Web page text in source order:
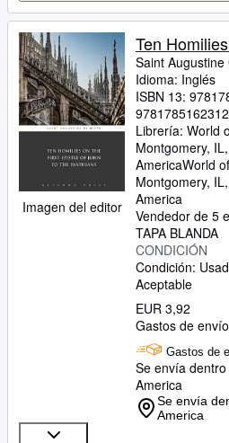
Imagen del editor
Ten
Saint Augustine
Idioma: Inglés
ISBN 13:
9781785162312
Librería: World
Montgomery,
AmericaWorld
Montgomery,
America
Vendedor de 5
TAPA BLANDA
CONDICIÓN
Condición:
Aceptable
EUR 3,92
Gastos de
Gastos de
Se envía
America
Se envía
America